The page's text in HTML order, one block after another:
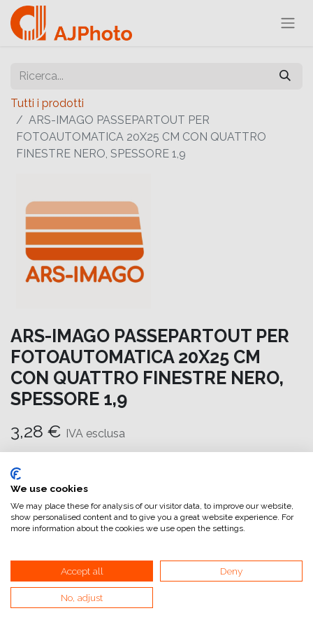
Tutti i prodotti
ARS-IMAGO PASSEPARTOUT PER
FOTOAUTOMATICA 20X25 CM CON QUATTRO
FINESTRE NERO, SPESSORE 1,9
ARS-IMAGO PASSEPARTOUT PER
FOTOAUTOMATICA 20X25 CM
CON QUATTRO FINESTRE NERO,
SPESSORE 1,9
3,28 € IVA esclusa
Aggiungi alla lista dei desideri
attualmente non a magazzino
Riferimento interno:
We use cookies
We may place these for analysis of our visitor data, to improve our website,
show personalised content and to give you a great website experience. For
more information about the cookies we use open the settings.
Accept all Deny
No, adjust